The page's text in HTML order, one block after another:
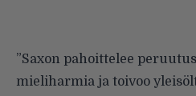
”Saxon pahoittelee
mieliharmia ja toivoo